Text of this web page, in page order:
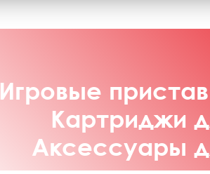
Игровые
Картриджи
Аксессуары